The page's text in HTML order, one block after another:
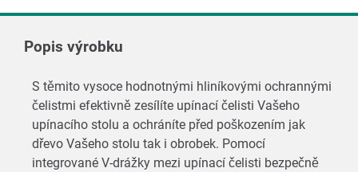
Popis výrobku
S těmito vysoce hodnotnými hliníkovými ochrannými
čelistmi efektivně zesílíte upínací čelisti Vašeho
upínacího stolu a ochráníte před poškozením jak
dřevo Vašeho stolu tak i obrobek. Pomocí
integrované V-drážky mezi upínací čelisti bezpečně